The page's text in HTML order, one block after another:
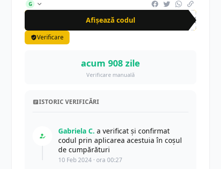
G
Afișează codul CRN
Verificare
acum 908 zile
Verificare manuală
ISTORIC VERIFICĂRI
Gabriela C. a verificat și confirmat
codul prin aplicarea acestuia în coșul
de cumpărături
10 Feb 2024 · ora 00:27